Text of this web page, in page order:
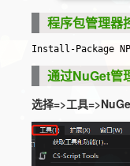
程序包管理器
Install-Package
通过NuGet管
选择=>工具